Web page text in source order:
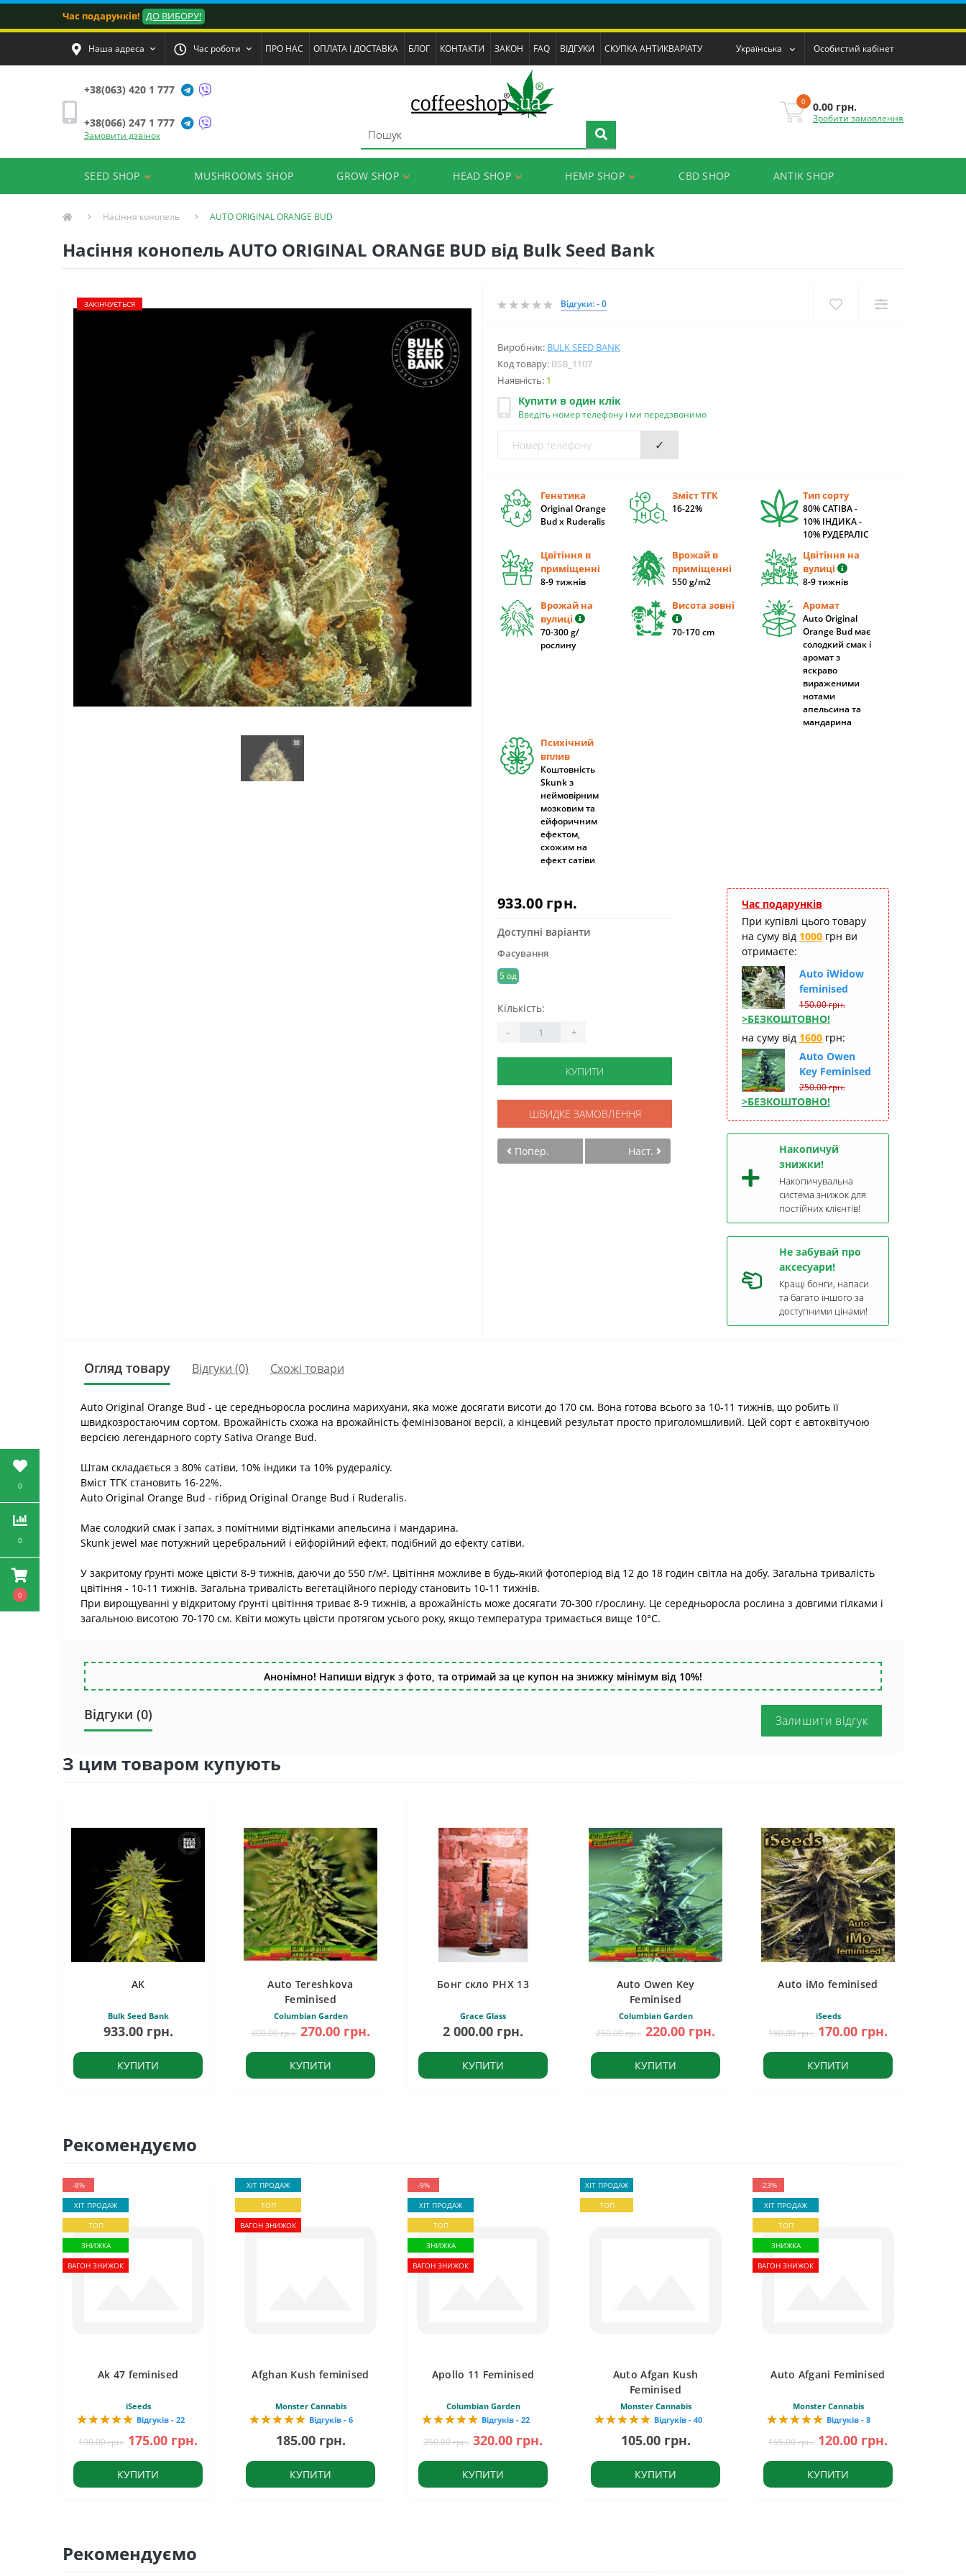
0
0
0
Час подарунків! ДО ВИБОРУ!
Наша адреса Час роботи ПРО НАС ОПЛАТА І ДОСТАВКА БЛОГ КОНТАКТИ ЗАКОН FAQ ВІДГУКИ СКУПКА АНТИКВАРІАТУ Українська Особистий кабінет
+38(063) 420 1 777
+38(066) 247 1 777
Замовити дзвінок
0 0.00 грн.
Зробити замовлення
SEED SHOP MUSHROOMS SHOP GROW SHOP HEAD SHOP HEMP SHOP CBD SHOP ANTIK SHOP
Насіння конопель AUTO ORIGINAL ORANGE BUD
Насіння конопель AUTO ORIGINAL ORANGE BUD від Bulk Seed Bank
ЗАКІНЧУЄТЬСЯ Відгуки: - 0
Виробник: BULK SEED BANK
Код товару: BSB_1107
Наявність: 1
Купити в один клік
Введіть номер телефону і ми передзвонимо
✓
Генетика
Original Orange
Bud x Ruderalis
Зміст ТГК
16-22%
Тип сорту
80% САТІВА -
10% ІНДИКА -
10% РУДЕРАЛІС
Цвітіння в
приміщенні
8-9 тижнів
Врожай в
приміщенні
550 g/m2
Цвітіння на
вулиці
8-9 тижнів
Врожай на
вулиці
70-300 g/
рослину
Висота зовні
70-170 cm
Аромат
Auto Original
Orange Bud має
солодкий смак і
аромат з
яскраво
вираженими
нотами
апельсина та
мандарина
Психічний
вплив
Коштовність
Skunk з
неймовірним
мозковим та
ейфоричним
ефектом,
схожим на
ефект сатіви
933.00 грн.
Доступні варіанти
Фасування
5 од
Кількість:
- +
КУПИТИ
ШВИДКЕ ЗАМОВЛЕННЯ
Попер. Наст.
Час подарунків
При купівлі цього товару
на суму від 1000 грн ви
отримаєте:
Auto iWidow
feminised
150.00 грн.
>БЕЗКОШТОВНО!
на суму від 1600 грн:
Auto Owen
Key Feminised
250.00 грн.
>БЕЗКОШТОВНО!
Накопичуй
знижки!
Накопичувальна
система знижок для
постійних клієнтів!
Не забувай про
аксесуари!
Кращі бонги, напаси
та багато іншого за
доступними цінами!
Огляд товару Відгуки (0) Схожі товари
Auto Original Orange Bud - це середньоросла рослина марихуани, яка може досягати висоти до 170 см. Вона готова всього за 10-11 тижнів, що робить її
швидкозростаючим сортом. Врожайність схожа на врожайність фемінізованої версії, а кінцевий результат просто приголомшливий. Цей сорт є автоквітучою
версією легендарного сорту Sativa Orange Bud.
Штам складається з 80% сатіви, 10% індики та 10% рудералісу.
Вміcт ТГК становить 16-22%.
Auto Original Orange Bud - гібрид Original Orange Bud і Ruderalis.
Має солодкий смак і запах, з помітними відтінками апельсина і мандарина.
Skunk jewel має потужний церебральний і ейфорійний ефект, подібний до ефекту сатіви.
У закритому ґрунті може цвісти 8-9 тижнів, даючи до 550 г/м². Цвітіння можливе в будь-який фотоперіод від 12 до 18 годин світла на добу. Загальна тривалість
цвітіння - 10-11 тижнів. Загальна тривалість вегетаційного періоду становить 10-11 тижнів.
При вирощуванні у відкритому ґрунті цвітіння триває 8-9 тижнів, а врожайність може досягати 70-300 г/рослину. Це середньоросла рослина з довгими гілками і
загальною висотою 70-170 см. Квіти можуть цвісти протягом усього року, якщо температура тримається вище 10°C.
Анонімно! Напиши відгук з фото, та отримай за це купон на знижку мінімум від 10%!
Відгуки (0) Залишити відгук
З цим товаром купують
AK
Bulk Seed Bank
933.00 грн.
КУПИТИ
Auto Tereshkova
Feminised
Columbian Garden
300.00 грн. 270.00 грн.
КУПИТИ
Бонг скло PHX 13
Grace Glass
2 000.00 грн.
КУПИТИ
Auto Owen Key
Feminised
Columbian Garden
250.00 грн. 220.00 грн.
КУПИТИ
Auto iMo feminised
iSeeds
180.00 грн. 170.00 грн.
КУПИТИ
Рекомендуємо
-8%
ХІТ ПРОДАЖ
ТОП
ЗНИЖКА
ВАГОН ЗНИЖОК
Ak 47 feminised
iSeeds
Відгуків - 22
190.00 грн. 175.00 грн.
КУПИТИ
ХІТ ПРОДАЖ
ТОП
ВАГОН ЗНИЖОК
Afghan Kush feminised
Monster Cannabis
Відгуків - 6
185.00 грн.
КУПИТИ
-9%
ХІТ ПРОДАЖ
ТОП
ЗНИЖКА
ВАГОН ЗНИЖОК
Apollo 11 Feminised
Columbian Garden
Відгуків - 22
350.00 грн. 320.00 грн.
КУПИТИ
ХІТ ПРОДАЖ
ТОП
Auto Afgan Kush
Feminised
Monster Cannabis
Відгуків - 40
105.00 грн.
КУПИТИ
-23%
ХІТ ПРОДАЖ
ТОП
ЗНИЖКА
ВАГОН ЗНИЖОК
Auto Afgani Feminised
Monster Cannabis
Відгуків - 8
155.00 грн. 120.00 грн.
КУПИТИ
Рекомендуємо